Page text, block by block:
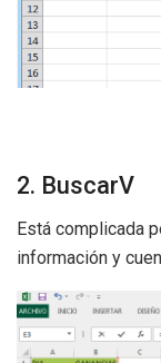
2. BuscarV
Está complicada
información y